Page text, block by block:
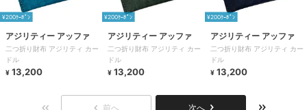
¥200ｸｰﾎﾟﾝ
アジリティー アッファ
二つ折り財布 アジリティ カー
ドル
¥ 13,200
¥200ｸｰﾎﾟﾝ
アジリティー アッファ
二つ折り財布 アジリティ カー
ドル
¥ 13,200
¥200ｸｰﾎﾟﾝ
アジリティー アッファ
二つ折り財布 アジリティ カー
ドル
¥ 13,200
前へ 次へ